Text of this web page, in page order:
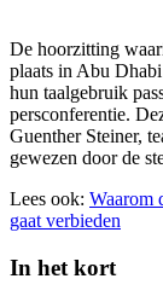
De hoorzitting
plaats in Abu
hun taalgebruik
persconferentie.
Guenther Steiner,
gewezen door de
Lees ook: Waarom
gaat verbieden
In het kort